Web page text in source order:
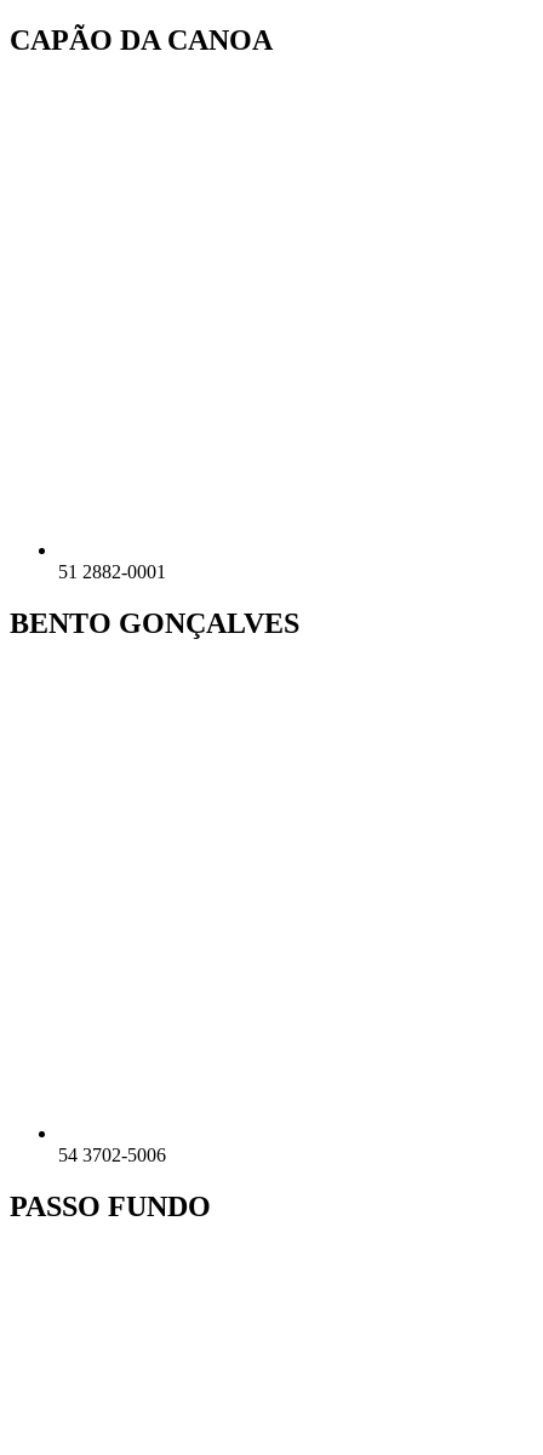
Ir
para
CAPÃO DA CANOA
51 2882-0001
BENTO GONÇALVES
54 3702-5006
PASSO FUNDO